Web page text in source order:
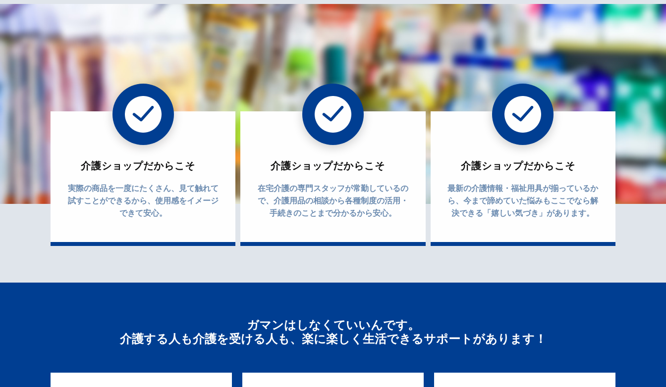
介護ショップだからこそ
実際の商品を一度にたくさん、見て触れて
試すことができるから、使用感をイメージ
できて安心。
介護ショップだからこそ
在宅介護の専門スタッフが常勤しているの
で、介護用品の相談から各種制度の活用・
手続きのことまで分かるから安心。
介護ショップだからこそ
最新の介護情報・福祉用具が揃っているか
ら、今まで諦めていた悩みもここでなら解
決できる「嬉しい気づき」があります。
ガマンはしなくていいんです。
介護する人も介護を受ける人も、楽に楽しく生活できるサポートがあります！